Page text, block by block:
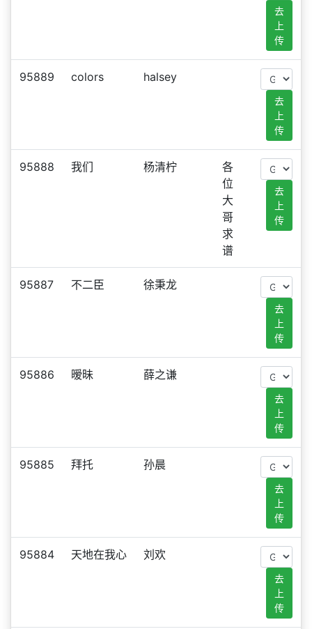
去
上
传
95889 colors halsey
去
上
传
95888 我们 杨清柠
各
位
大
哥
求
谱
去
上
传
95887 不二臣 徐秉龙
去
上
传
95886 暧昧 薛之谦
去
上
传
95885 拜托 孙晨
去
上
传
95884 天地在我心 刘欢
去
上
传